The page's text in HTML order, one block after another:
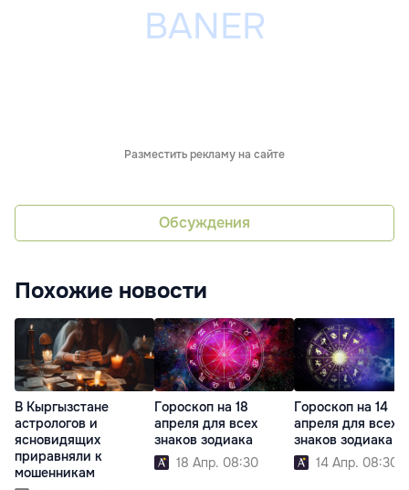
Разместить рекламу на сайте
Обсуждения
Похожие новости
В Кыргызстане
астрологов и
ясновидящих
приравняли к
мошенникам
Гороскоп на 18
апреля для всех
знаков зодиака
18 Апр. 08:30
Гороскоп на 14
апреля для всех
знаков зодиака
14 Апр. 08:30